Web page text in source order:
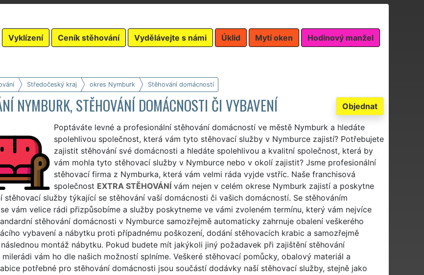
Vyklízení Ceník stěhování Vydělávejte s námi Úklid Mytí oken Hodinový manžel
Středočeský kraj okres Nymburk Stěhování domácností
Objednat
NYMBURK, STĚHOVÁNÍ DOMÁCNOSTI ČI VYBAVENÍ
Poptáváte levné a profesionální stěhování domácností ve městě Nymburk a hledáte
spolehlivou společnost, která vám tyto stěhovací služby v Nymburce zajistí? Potřebujete
zajistit stěhování své domácnosti a hledáte spolehlivou a kvalitní společnost, která by
vám mohla tyto stěhovací služby v Nymburce nebo v okolí zajistit? Jsme profesionální
stěhovací firma z Nymburka, která vám velmi ráda vyjde vstříc. Naše franchisová
společnost EXTRA STĚHOVÁNÍvám nejen v celém okrese Nymburk zajistí a poskytne
stěhovací služby týkající se stěhování vaší domácnosti či vašich domácností. Se stěhováním
vám velice rádi přizpůsobíme a služby poskytneme ve vámi zvoleném termínu, který vám nejvíce
stěhování domácnosti v Nymburce samozřejmě automaticky zahrnuje obalení veškerého
vybavení a nábytku proti případnému poškození, dodání stěhovacích krabic a samozřejmě
montáž nábytku. Pokud budete mít jakýkoli jiný požadavek při zajištění stěhování
vám ho dle našich možností splníme. Veškeré stěhovací pomůcky, obalový materiál a
potřebné pro stěhování domácnosti jsou součástí dodávky naší stěhovací služby, stejně jako